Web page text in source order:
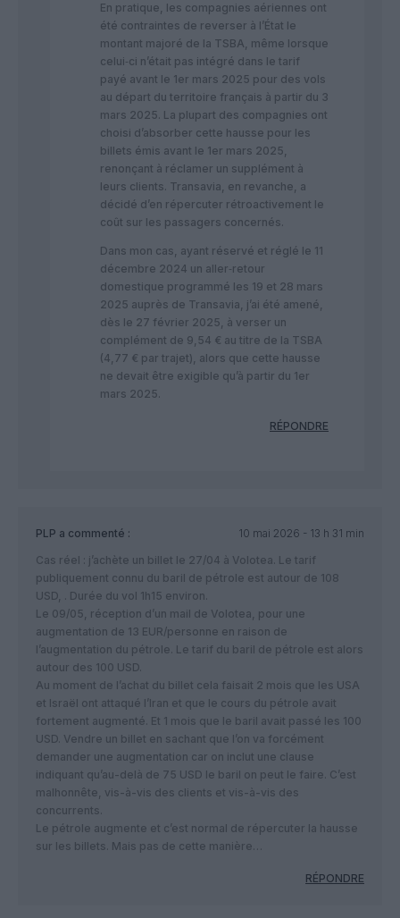
En pratique, les compagnies aériennes ont
été contraintes de reverser à l’État le
montant majoré de la TSBA, même lorsque
celui‑ci n’était pas intégré dans le tarif
payé avant le 1er mars 2025 pour des vols
au départ du territoire français à partir du 3
mars 2025. La plupart des compagnies ont
choisi d’absorber cette hausse pour les
billets émis avant le 1er mars 2025,
renonçant à réclamer un supplément à
leurs clients. Transavia, en revanche, a
décidé d’en répercuter rétroactivement le
coût sur les passagers concernés.
Dans mon cas, ayant réservé et réglé le 11
décembre 2024 un aller‑retour
domestique programmé les 19 et 28 mars
2025 auprès de Transavia, j’ai été amené,
dès le 27 février 2025, à verser un
complément de 9,54 € au titre de la TSBA
(4,77 € par trajet), alors que cette hausse
ne devait être exigible qu’à partir du 1er
mars 2025.
RÉPONDRE
PLP a commenté :
10 mai 2026 - 13 h 31 min
Cas réel : j’achète un billet le 27/04 à Volotea. Le tarif
publiquement connu du baril de pétrole est autour de 108
USD, . Durée du vol 1h15 environ.
Le 09/05, réception d’un mail de Volotea, pour une
augmentation de 13 EUR/personne en raison de
l’augmentation du pétrole. Le tarif du baril de pétrole est alors
autour des 100 USD.
Au moment de l’achat du billet cela faisait 2 mois que les USA
et Israël ont attaqué l’Iran et que le cours du pétrole avait
fortement augmenté. Et 1 mois que le baril avait passé les 100
USD. Vendre un billet en sachant que l’on va forcément
demander une augmentation car on inclut une clause
indiquant qu’au-delà de 75 USD le baril on peut le faire. C’est
malhonnête, vis-à-vis des clients et vis-à-vis des
concurrents.
Le pétrole augmente et c’est normal de répercuter la hausse
sur les billets. Mais pas de cette manière…
RÉPONDRE